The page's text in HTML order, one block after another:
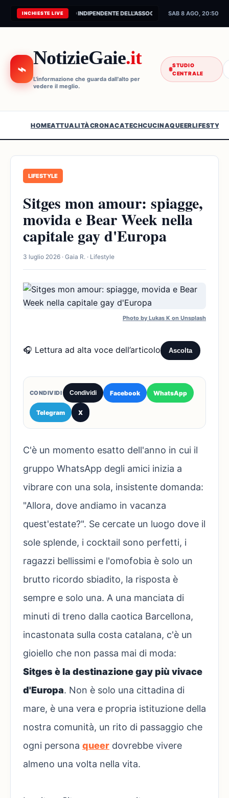
INCHIESTE LIVE
CONNESSIONE AL FEED INDIPENDENTE DELL'ASSOCIAZIONE...SAB 8 AGO, 20:50
⌁
NotizieGaie.it
L'informazione che guarda dall'alto per
vedere il meglio.
STUDIO
CENTRALE
HOMEATTUALITÀCRONACATECHCUCINAQUEERLIFESTYLE
LIFESTYLE
Sitges mon amour: spiagge,
movida e Bear Week nella
capitale gay d'Europa
3 luglio 2026 · Gaia R. · Lifestyle
Photo by Lukas K on Unsplash
🎧 Lettura ad alta voce dell’articolo Ascolta
CONDIVIDI Condividi Facebook WhatsApp
Telegram X
C'è un momento esatto dell'anno in cui il
gruppo WhatsApp degli amici inizia a
vibrare con una sola, insistente domanda:
"Allora, dove andiamo in vacanza
quest'estate?". Se cercate un luogo dove il
sole splende, i cocktail sono perfetti, i
ragazzi bellissimi e l'omofobia è solo un
brutto ricordo sbiadito, la risposta è
sempre e solo una. A una manciata di
minuti di treno dalla caotica Barcellona,
incastonata sulla costa catalana, c'è un
gioiello che non passa mai di moda:
Sitges è la destinazione gay più vivace
d'Europa. Non è solo una cittadina di
mare, è una vera e propria istituzione della
nostra comunità, un rito di passaggio che
ogni persona queer dovrebbe vivere
almeno una volta nella vita.